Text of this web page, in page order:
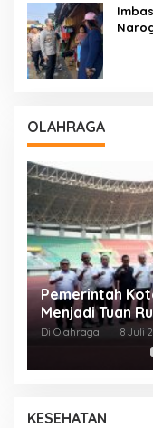
OLAHRAGA
Pemerintah
Menjadi Tuan
2026
Di Olahraga | 8 Juli
KESEHATAN